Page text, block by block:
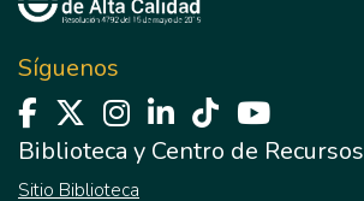
Síguenos
Biblioteca y Centro de Recursos
Sitio Biblioteca